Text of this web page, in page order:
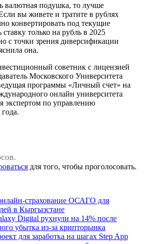
валютная подушка, то лучше
вы живете и тратите в рублях
конвертировать под текущие
только на рубль в 2025
с точки зрения диверсификации
она.
советник с лицензией
Московского Университета
программы «Личный счет» на
онлайн университета
экспертом по управлению
для того, чтобы проголосовать.
страхование ОСАГО для
в Кыргызстане
Digital рухнули на 14% после
убытка из-за крипторынка
для заработка на шагах Step App